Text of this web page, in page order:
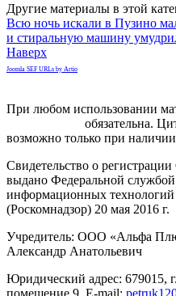
Другие материалы в этой
Всю ночь искали в Пузино
и стиральную машину
Наверх
Joomla SEF URLs by Artio
При любом использовании
обязательна.
возможно только при
Свидетельство о
выдано Федеральной службой
информационных
(Роскомнадзор) 20 мая 2016 г.
Учредитель: ООО «Альфа
Александр Анатольевич
Юридический адрес: 679015,
помещение 9. E-mail: